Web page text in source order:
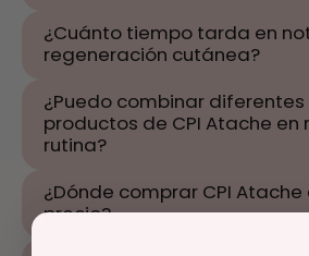
¿Cuánto tiempo tarda en
regeneración cutánea?
¿Puedo combinar diferentes
productos de CPI Atache en
rutina?
¿Dónde comprar CPI
precio?